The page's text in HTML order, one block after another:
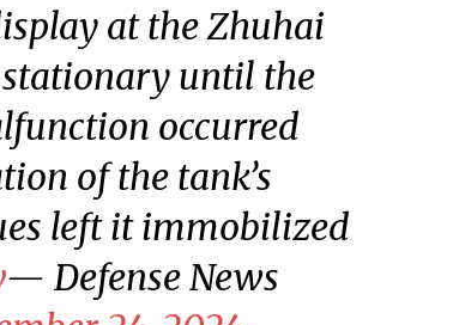
at the Zhuhai
until the
occurred
of the tank’s
left it immobilized
— Defense News